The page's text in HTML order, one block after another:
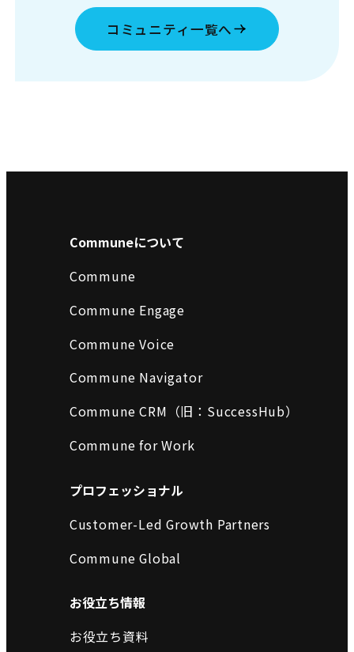
コミュニティ一覧へ
Communeについて
Commune
Commune Engage
Commune Voice
Commune Navigator
Commune CRM（旧：SuccessHub）
Commune for Work
プロフェッショナル
Customer-Led Growth Partners
Commune Global
お役立ち情報
お役立ち資料